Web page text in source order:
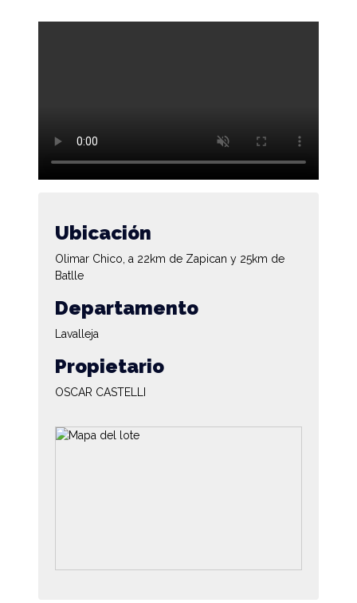
Ubicación
Olimar Chico, a 22km de Zapican y 25km de
Batlle
Departamento
Lavalleja
Propietario
OSCAR CASTELLI